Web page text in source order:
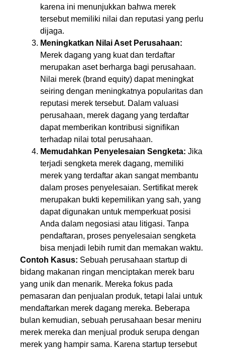
karena ini menunjukkan bahwa merek
tersebut memiliki nilai dan reputasi yang perlu
dijaga.
Meningkatkan Nilai Aset Perusahaan:
Merek dagang yang kuat dan terdaftar
merupakan aset berharga bagi perusahaan.
Nilai merek (brand equity) dapat meningkat
seiring dengan meningkatnya popularitas dan
reputasi merek tersebut. Dalam valuasi
perusahaan, merek dagang yang terdaftar
dapat memberikan kontribusi signifikan
terhadap nilai total perusahaan.
Memudahkan Penyelesaian Sengketa: Jika
terjadi sengketa merek dagang, memiliki
merek yang terdaftar akan sangat membantu
dalam proses penyelesaian. Sertifikat merek
merupakan bukti kepemilikan yang sah, yang
dapat digunakan untuk memperkuat posisi
Anda dalam negosiasi atau litigasi. Tanpa
pendaftaran, proses penyelesaian sengketa
bisa menjadi lebih rumit dan memakan waktu.
Contoh Kasus: Sebuah perusahaan startup di
bidang makanan ringan menciptakan merek baru
yang unik dan menarik. Mereka fokus pada
pemasaran dan penjualan produk, tetapi lalai untuk
mendaftarkan merek dagang mereka. Beberapa
bulan kemudian, sebuah perusahaan besar meniru
merek mereka dan menjual produk serupa dengan
merek yang hampir sama. Karena startup tersebut